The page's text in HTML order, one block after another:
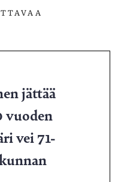
jättää
vuoden
vei 71-